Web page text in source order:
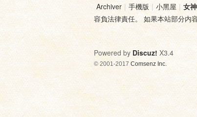
Archiver | 手機版 | 小黑屋 | 女
容負法律責任。 如果本站部分内
Powered by Discuz! X3.4
© 2001-2017 Comsenz Inc.